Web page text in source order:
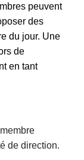
peuvent
des
du jour. Une
de
en tant
de direction.